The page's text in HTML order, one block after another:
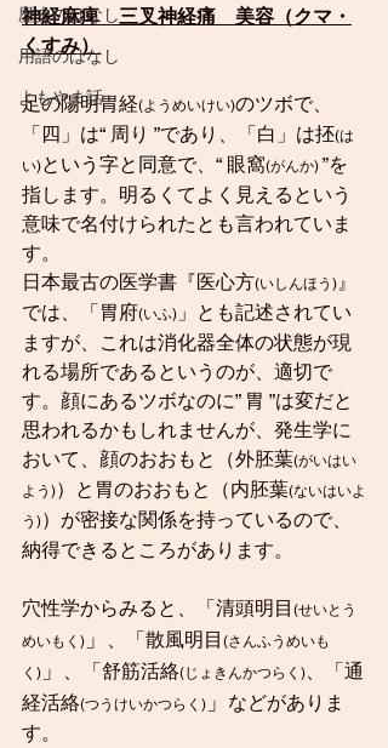
歴史のはなし
用語のはなし
よもやま話
神経麻痺　三叉神経痛　美容（クマ・
くすみ）
足の陽明胃経(ようめいけい)のツボで、
「四」は“ 周り ”であり、「白」は抷(は
い)という字と同意で、“ 眼窩(がんか) ”を
指します。明るくてよく見えるという
意味で名付けられたとも言われていま
す。
日本最古の医学書『医心方(いしんほう)』
では、「胃府(いふ) 」とも記述されてい
ますが、これは消化器全体の状態が現
れる場所であるというのが、適切で
す。顔にあるツボなのに” 胃 ”は変だと
思われるかもしれませんが、発生学に
おいて、顔のおおもと（外胚葉(がいはい
よう)）と胃のおおもと（内胚葉(ないはいよ
う)）が密接な関係を持っているので、
納得できるところがあります。
穴性学からみると、「清頭明目 (せいとう
めいもく) 」 、「散風明目 (さんふうめいも
く) 」 、「舒筋活絡(じょきんかつらく)、「通
経活絡(つうけいかつらく) 」 などがありま
す。